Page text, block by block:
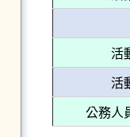
活
活
公務人